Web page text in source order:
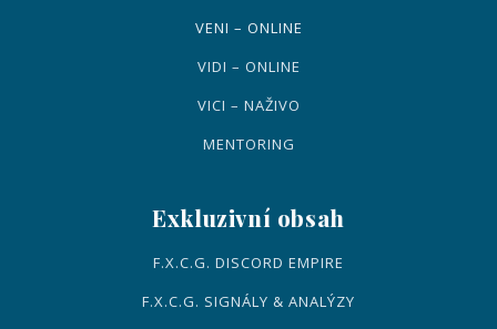
VENI – ONLINE
VIDI – ONLINE
VICI – NAŽIVO
MENTORING
Exkluzivní obsah
F.X.C.G. DISCORD EMPIRE
F.X.C.G. SIGNÁLY & ANALÝZY